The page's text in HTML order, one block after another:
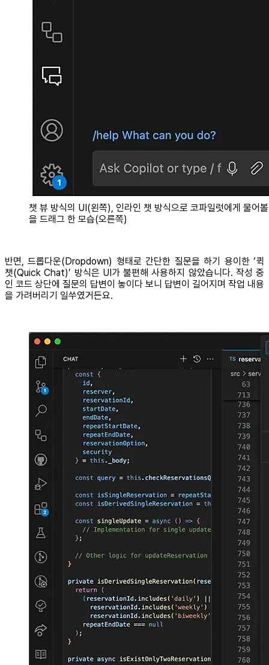
챗 뷰 방식의 UI(왼쪽), 인라인 챗 방식으로 코파일럿에게 물어
을 드래그 한 모습(오른쪽)
반면, 드롭다운(Dropdown) 형태로 간단한 질문을 하기 용이한 ‘퀵
챗(Quick Chat)’ 방식은 UI가 불편해 사용하지 않았습니다. 작성 중
인 코드 상단에 질문의 답변이 놓이다 보니 답변이 길어지며 작업 내용
을 가려버리기 일쑤였거든요.